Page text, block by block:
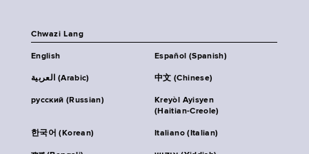
Chwazi Lang
English Español (Spanish)
العربية (Arabic) 中文 (Chinese)
русский (Russian)
Kreyòl Ayisyen
(Haitian-Creole)
한국어 (Korean) Italiano (Italian)